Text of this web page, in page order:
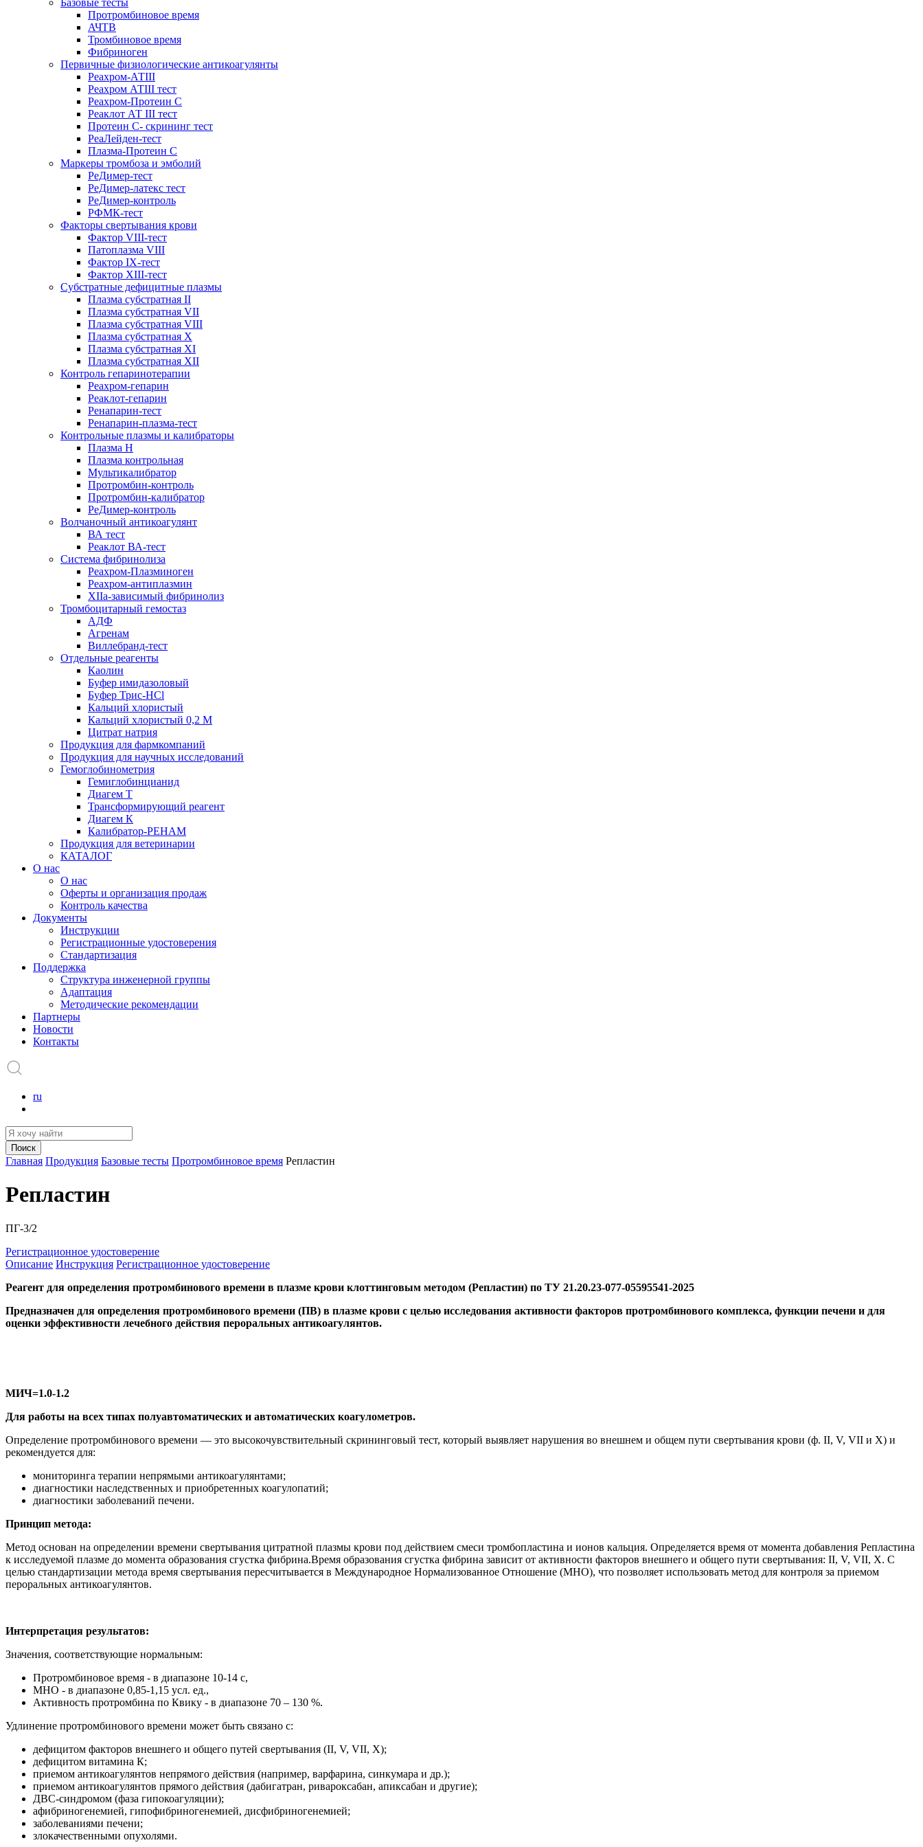
Базовые тесты
Протромбиновое время
АЧТВ
Тромбиновое время
Фибриноген
Первичные физиологические антикоагулянты
Реахром-АТIII
Реахром АТIII тест
Реахром-Протеин С
Реаклот АТ III тест
Протеин С- скрининг тест
РеаЛейден-тест
Плазма-Протеин С
Маркеры тромбоза и эмболий
РеДимер-тест
РеДимер-латекс тест
РеДимер-контроль
РФМК-тест
Факторы свертывания крови
Фактор VIII-тест
Патоплазма VIII
Фактор IX-тест
Фактор XIII-тест
Субстратные дефицитные плазмы
Плазма субстратная II
Плазма субстратная VII
Плазма субстратная VIII
Плазма субстратная X
Плазма субстратная XI
Плазма субстратная XII
Контроль гепаринотерапии
Реахром-гепарин
Реаклот-гепарин
Ренапарин-тест
Ренапарин-плазма-тест
Контрольные плазмы и калибраторы
Плазма Н
Плазма контрольная
Мультикалибратор
Протромбин-контроль
Протромбин-калибратор
РеДимер-контроль
Волчаночный антикоагулянт
ВА тест
Реаклот ВА-тест
Система фибринолиза
Реахром-Плазминоген
Реахром-антиплазмин
XIIа-зависимый фибринолиз
Тромбоцитарный гемостаз
АДФ
Агренам
Виллебранд-тест
Отдельные реагенты
Каолин
Буфер имидазоловый
Буфер Трис-HCl
Кальций хлористый
Кальций хлористый 0,2 М
Цитрат натрия
Продукция для фармкомпаний
Продукция для научных исследований
Гемоглобинометрия
Гемиглобинцианид
Диагем Т
Трансформирующий реагент
Диагем К
Калибратор-РЕНАМ
Продукция для ветеринарии
КАТАЛОГ
О нас
О нас
Оферты и организация продаж
Контроль качества
Документы
Инструкции
Регистрационные удостоверения
Стандартизация
Поддержка
Структура инженерной группы
Адаптация
Методические рекомендации
Партнеры
Новости
Контакты
ru
Поиск
Главная Продукция Базовые тесты Протромбиновое время Репластин
Репластин
ПГ-3/2
Регистрационное удостоверение
Описание Инструкция Регистрационное удостоверение
Реагент для определения протромбинового времени в плазме крови клоттинговым методом (Репластин) по ТУ 21.20.23-077-05595541-2025
Предназначен для определения протромбинового времени (ПВ) в плазме крови с целью исследования активности факторов протромбинового комплекса, функции печени и для
оценки эффективности лечебного действия пероральных антикоагулянтов.
МИЧ=1.0-1.2
Для работы на всех типах полуавтоматических и автоматических коагулометров.
Определение протромбинового времени — это высокочувствительный скрининговый тест, который выявляет нарушения во внешнем и общем пути свертывания крови (ф. II, V, VII и X) и
рекомендуется для:
мониторинга терапии непрямыми антикоагулянтами;
диагностики наследственных и приобретенных коагулопатий;
диагностики заболеваний печени.
Принцип метода:
Метод основан на определении времени свертывания цитратной плазмы крови под действием смеси тромбопластина и ионов кальция. Определяется время от момента добавления Репластина
к исследуемой плазме до момента образования сгустка фибрина.Время образования сгустка фибрина зависит от активности факторов внешнего и общего пути свертывания: II, V, VII, X. С
целью стандартизации метода время свертывания пересчитывается в Международное Нормализованное Отношение (МНО), что позволяет использовать метод для контроля за приемом
пероральных антикоагулянтов.
Интерпретация результатов:
Значения, соответствующие нормальным:
Протромбиновое время - в диапазоне 10-14 с,
МНО - в диапазоне 0,85-1,15 усл. ед.,
Активность протромбина по Квику - в диапазоне 70 – 130 %.
Удлинение протромбинового времени может быть связано с:
дефицитом факторов внешнего и общего путей свертывания (II, V, VII, X);
дефицитом витамина К;
приемом антикоагулянтов непрямого действия (например, варфарина, синкумара и др.);
приемом антикоагулянтов прямого действия (дабигатран, ривароксабан, апиксабан и другие);
ДВС-синдромом (фаза гипокоагуляции);
афибриногенемией, гипофибриногенемией, дисфибриногенемией;
заболеваниями печени;
злокачественными опухолями.